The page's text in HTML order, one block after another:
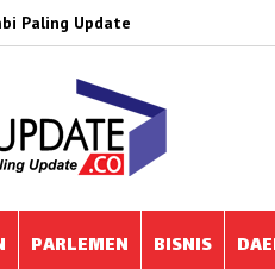
Paling Update
PARLEMEN BISNIS